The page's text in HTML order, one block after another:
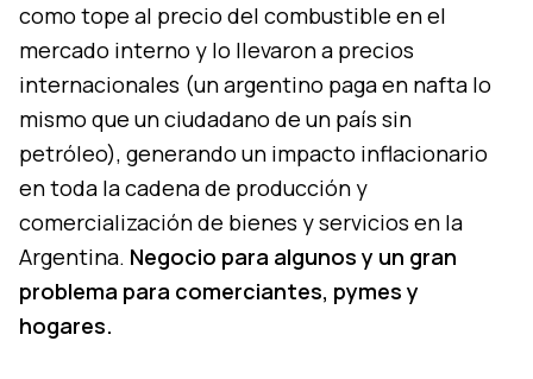
como tope al precio del combustible en el
mercado interno y lo llevaron a precios
internacionales (un argentino paga en nafta lo
mismo que un ciudadano de un país sin
petróleo), generando un impacto inflacionario
en toda la cadena de producción y
comercialización de bienes y servicios en la
Argentina. Negocio para algunos y un gran
problema para comerciantes, pymes y
hogares.